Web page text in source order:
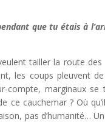
que tu étais à
tailler la route
les coups pleuvent
compte, marginaux
cauchemar ? Où
pas d’humanité…